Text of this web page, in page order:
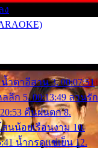
ง
น้ำตาอีสาน 3. 00:07:51
ลึก 5. 00:13:49 ลานรัก
คืนฝนตก 8.
สนน้อยเรือนงาม 10.
น้ำกรดแช่เย็น 12.